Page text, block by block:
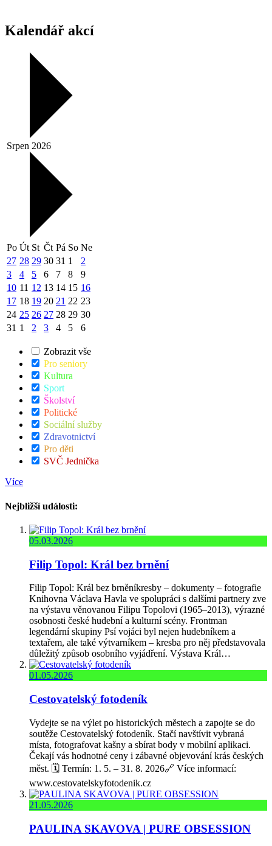
Kalendář akcí
Srpen 2026
Po Út St Čt Pá So Ne
27 28 29 30 31 1
2
3
4 5 6 7 8
9
10 11 12 13 14 15 16
17 18 19 20 21 22 23
24 25 26 27 28 29 30
31 1 2 3 4 5 6
Zobrazit vše
Pro seniory
Kultura
Sport
Školství
Politické
Sociální služby
Zdravotnictví
Pro děti
SVČ Jednička
Více
Nejbližší události:
05.03.2026
Filip Topol: Král bez brnění
Filip Topol: Král bez brněníkresby – dokumenty – fotografie
Knihovna Václava Havla ve spolupráci s dalšími partnery zve
na výstavu věnovanou Filipu Topolovi (1965–2013), výrazné
osobnosti české hudební a kulturní scény. Frontman
legendární skupiny Psí vojáci byl nejen hudebníkem a
textařem, ale také výtvarníkem – kresba pro něj představovala
důležitý způsob osobního vyjádření. Výstava Král…
01.05.2026
Cestovatelský fotodeník
Vydejte se na výlet po historických městech a zapojte se do
soutěže Cestovatelský fotodeník. Stačí navštívit vybraná
místa, fotografovat kašny a sbírat body v mobilní aplikaci.
Čekají vás hodnotné ceny i zábavné objevování krás českých
měst. 🗓️ Termín: 1. 5. – 31. 8. 2026🔗 Více informací:
www.cestovatelskyfotodenik.cz
21.05.2026
PAULINA SKAVOVA | PURE OBSESSION